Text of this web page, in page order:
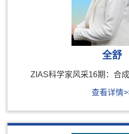
全舒
ZIAS科学家风采16期：合
查看详情